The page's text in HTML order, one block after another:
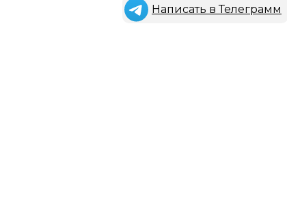
Написать в Телеграмм